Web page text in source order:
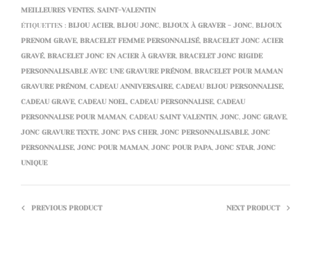
MEILLEURES VENTES, SAINT-VALENTIN
ÉTIQUETTES : BIJOU ACIER, BIJOU JONC, BIJOUX À GRAVER - JONC, BIJOUX
PRENOM GRAVE, BRACELET FEMME PERSONNALISÉ, BRACELET JONC ACIER
GRAVÉ, BRACELET JONC EN ACIER À GRAVER, BRACELET JONC RIGIDE
PERSONNALISABLE AVEC UNE GRAVURE PRÉNOM, BRACELET POUR MAMAN
GRAVURE PRÉNOM, CADEAU ANNIVERSAIRE, CADEAU BIJOU PERSONNALISE,
CADEAU GRAVE, CADEAU NOEL, CADEAU PERSONNALISE, CADEAU
PERSONNALISE POUR MAMAN, CADEAU SAINT VALENTIN, JONC, JONC GRAVE,
JONC GRAVURE TEXTE, JONC PAS CHER, JONC PERSONNALISABLE, JONC
PERSONNALISE, JONC POUR MAMAN, JONC POUR PAPA, JONC STAR, JONC
UNIQUE
PREVIOUS PRODUCT NEXT PRODUCT